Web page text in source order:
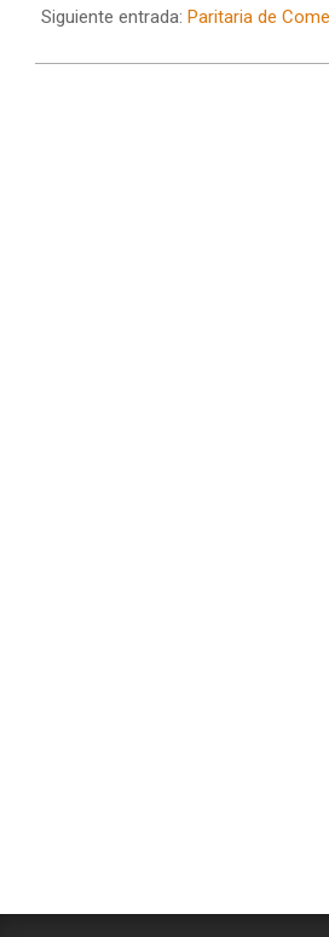
30
Siguiente entrada: Paritaria de